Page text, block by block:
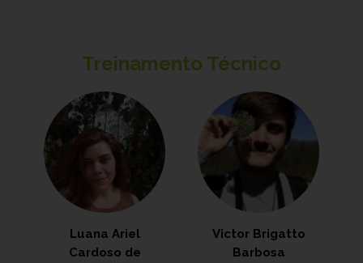
Treinamento Técnico
Luana Ariel
Cardoso de
Victor Brigatto
Barbosa